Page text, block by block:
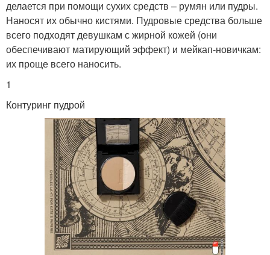
делается при помощи сухих средств – румян или пудры.
Наносят их обычно кистями. Пудровые средства больше
всего подходят девушкам с жирной кожей (они
обеспечивают матирующий эффект) и мейкап-новичкам:
их проще всего наносить.
1
Контуринг пудрой